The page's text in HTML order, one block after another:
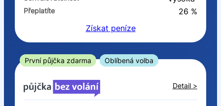
Ve zkušebce
ano
ne
V exekuci
ano
Přeplatíte
26 %
Získat peníze
První půjčka zdarma Oblíbená volba
Detail >